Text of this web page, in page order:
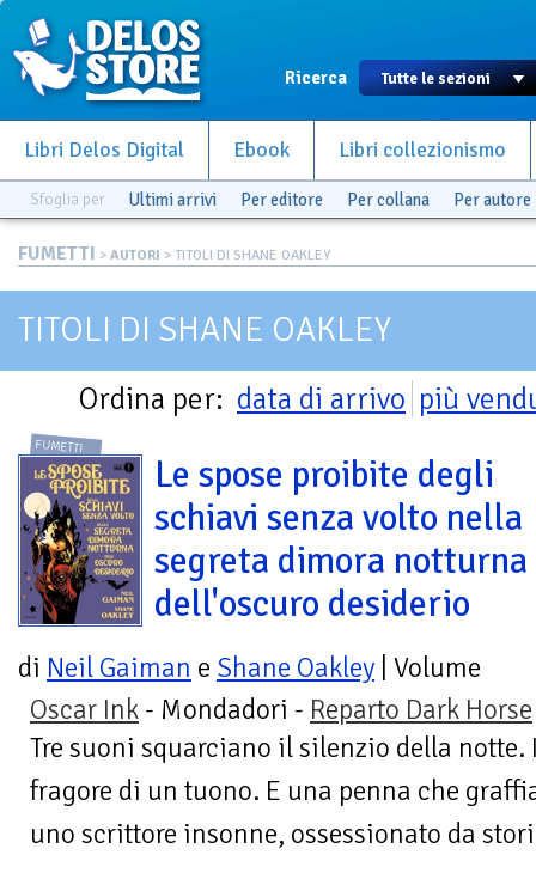
Ricerca
Libri Delos Digital Ebook Libri collezionismo
Sfoglia per Ultimi arrivi Per editore Per collana Per autore
FUMETTI > AUTORI > TITOLI DI SHANE OAKLEY
TITOLI DI SHANE OAKLEY
Ordina per: data di arrivo più
FUMETTI
Le spose proibite degli
schiavi senza volto nella
segreta dimora notturna
dell'oscuro desiderio
di Neil Gaiman e Shane Oakley | Volume
Oscar Ink - Mondadori - Reparto Dark Horse
Tre suoni squarciano il silenzio della
fragore di un tuono. E una penna che
uno scrittore insonne, ossessionato da